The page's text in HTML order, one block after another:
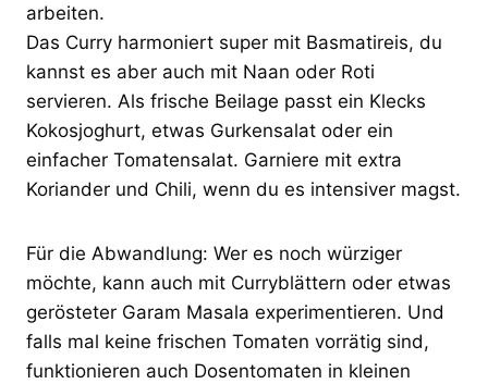
arbeiten.
Das Curry harmoniert super mit Basmatireis, du
kannst es aber auch mit Naan oder Roti
servieren. Als frische Beilage passt ein Klecks
Kokosjoghurt, etwas Gurkensalat oder ein
einfacher Tomatensalat. Garniere mit extra
Koriander und Chili, wenn du es intensiver magst.
Für die Abwandlung: Wer es noch würziger
möchte, kann auch mit Curryblättern oder etwas
gerösteter Garam Masala experimentieren. Und
falls mal keine frischen Tomaten vorrätig sind,
funktionieren auch Dosentomaten in kleinen